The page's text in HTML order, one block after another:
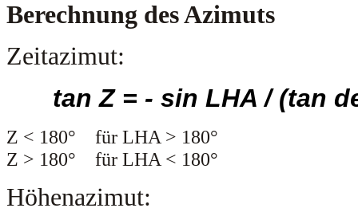
Berechnung des Azimuts
Zeitazimut:
tan Z = - sin LHA / (tan
Z < 180° für LHA > 180°
Z > 180° für LHA < 180°
Höhenazimut: